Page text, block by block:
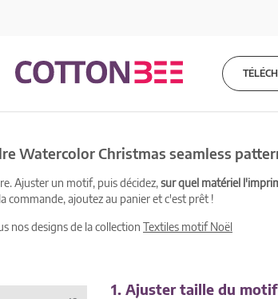
Watercolor Christmas seamless
Ajuster un motif, puis décidez,sur quel matériel
commande, ajoutez au panier et c'est prêt !
nos designs de la collection Textiles motif Noël
1. Ajuster taille du motif